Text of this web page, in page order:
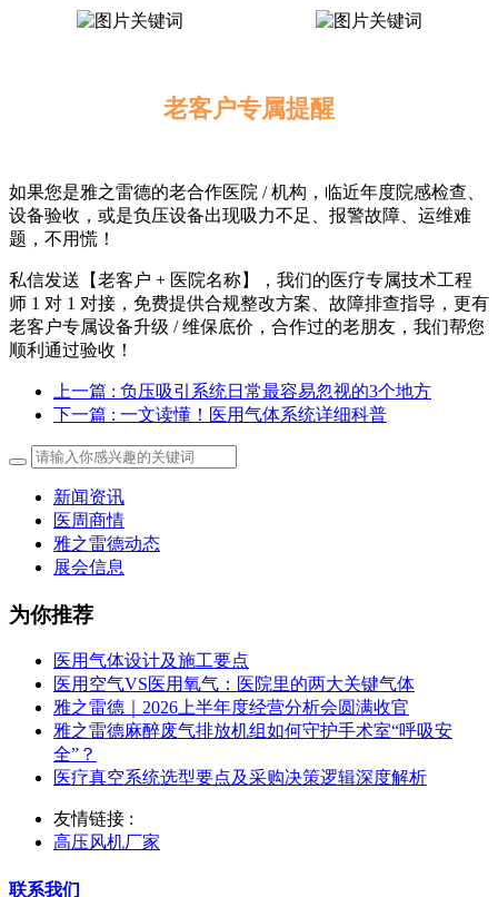
老客户专属提醒
如果您是雅之雷德的老合作医院 / 机构，临近年度院感检查、
设备验收，或是负压设备出现吸力不足、报警故障、运维难
题，不用慌！
私信发送【老客户 + 医院名称】，我们的医疗专属技术工程
师 1 对 1 对接，免费提供合规整改方案、故障排查指导，更有
老客户专属设备升级 / 维保底价，合作过的老朋友，我们帮您
顺利通过验收！
上一篇 : 负压吸引系统日常最容易忽视的3个地方
下一篇 : 一文读懂！医用气体系统详细科普
新闻资讯
医周商情
雅之雷德动态
展会信息
为你推荐
医用气体设计及施工要点
医用空气VS医用氧气：医院里的两大关键气体
雅之雷德｜2026上半年度经营分析会圆满收官
雅之雷德麻醉废气排放机组如何守护手术室“呼吸安
全”？
医疗真空系统选型要点及采购决策逻辑深度解析
友情链接 :
高压风机厂家
联系我们